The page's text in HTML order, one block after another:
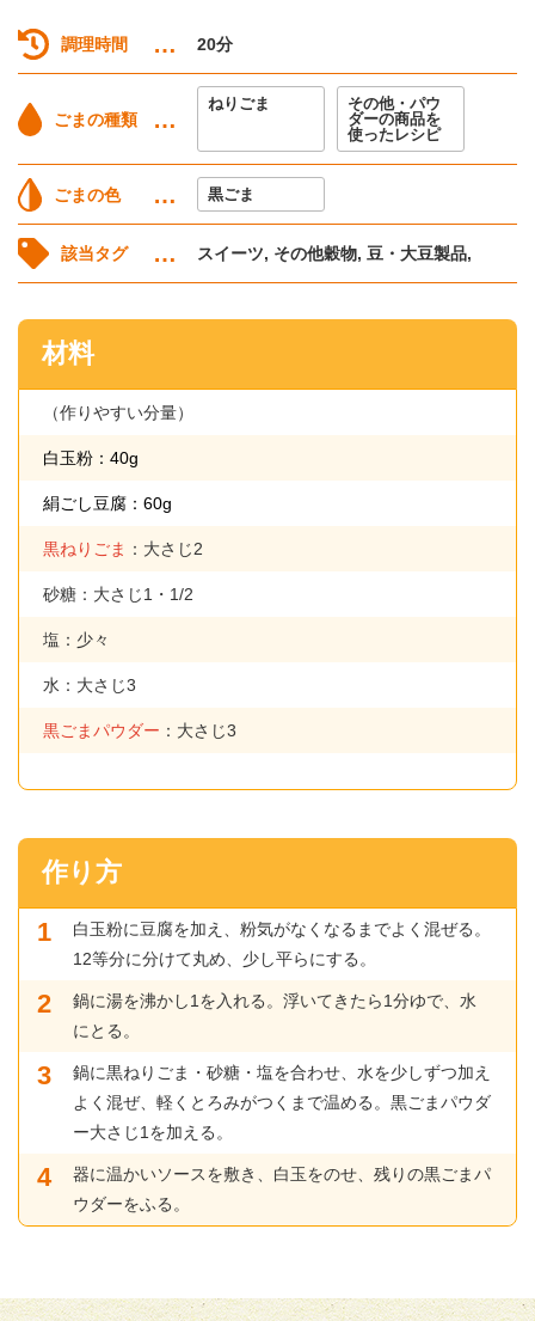
調理時間 20分
ごまの種類
ねりごま
その他・パウ
ダーの商品を
使ったレシピ
ごまの色 黒ごま
該当タグ スイーツ, その他穀物, 豆・大豆製品,
材料
（作りやすい分量）
白玉粉：40g
絹ごし豆腐：60g
黒ねりごま ：大さじ2
砂糖：大さじ1・1/2
塩：少々
水：大さじ3
黒ごまパウダー ：大さじ3
作り方
白玉粉に豆腐を加え、粉気がなくなるまでよく混ぜる。
12等分に分けて丸め、少し平らにする。
鍋に湯を沸かし1を入れる。浮いてきたら1分ゆで、水
にとる。
鍋に黒ねりごま・砂糖・塩を合わせ、水を少しずつ加え
よく混ぜ、軽くとろみがつくまで温める。黒ごまパウダ
ー大さじ1を加える。
器に温かいソースを敷き、白玉をのせ、残りの黒ごまパ
ウダーをふる。